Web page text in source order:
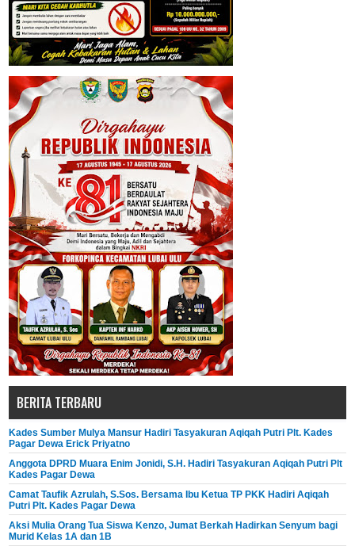
BERITA TERBARU
Kades Sumber Mulya Mansur Hadiri Tasyakuran Aqiqah Putri Plt. Kades
Pagar Dewa Erick Priyatno
Anggota DPRD Muara Enim Jonidi, S.H. Hadiri Tasyakuran Aqiqah Putri Plt
Kades Pagar Dewa
Camat Taufik Azrulah, S.Sos. Bersama Ibu Ketua TP PKK Hadiri Aqiqah
Putri Plt. Kades Pagar Dewa
Aksi Mulia Orang Tua Siswa Kenzo, Jumat Berkah Hadirkan Senyum bagi
Murid Kelas 1A dan 1B